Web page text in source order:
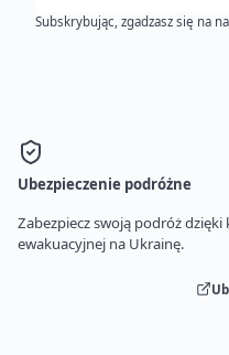
Subskrybując, zgadzasz się na
Ubezpieczenie podróżne
Zabezpiecz swoją podróż
ewakuacyjnej na Ukrainę.